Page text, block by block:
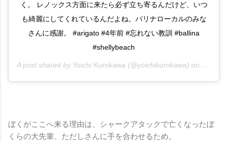
く。 レノックス方面に来たら必ず立ち寄るんだけど、いつ
も綺麗にしてくれているんだよね。バリナローカルのみな
さんに感謝。 #arigato #4年前 #忘れない教訓 #ballina
#shellybeach
A post shared by Yoichi Kurokawa (@yoichikurokawa) on Jan 7,
ぼくがここへ来る理由は、シャークアタックで亡くなったぼ
くらの大先輩、ただしさんに手を合わせるため。